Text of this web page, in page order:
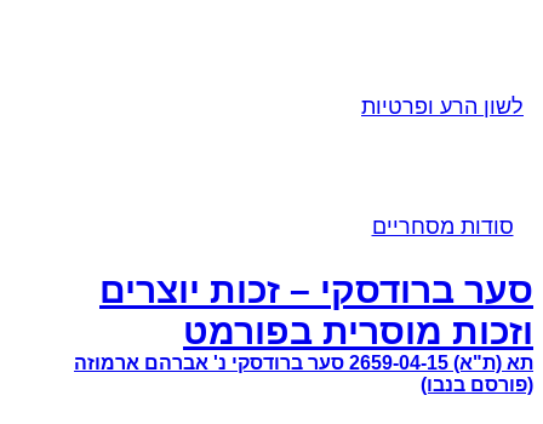
לשון הרע ופרטיות
סודות מסחריים
סער ברודסקי – זכות יוצרים
וזכות מוסרית בפורמט
תא (ת"א) 2659-04-15 סער ברודסקי נ' אברהם ארמוזה
(פורסם בנבו)